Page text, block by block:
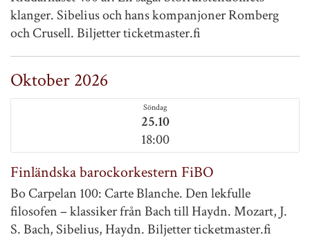
klanger. Sibelius och hans kompanjoner Romberg
och Crusell. Biljetter ticketmaster.fi
Oktober 2026
Söndag
25.10
18:00
Finländska barockorkestern FiBO
Bo Carpelan 100: Carte Blanche. Den lekfulle
filosofen – klassiker från Bach till Haydn. Mozart, J.
S. Bach, Sibelius, Haydn. Biljetter ticketmaster.fi